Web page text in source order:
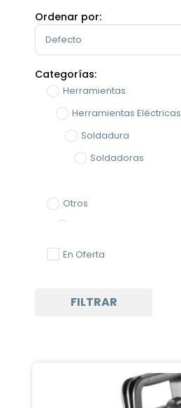
Ordenar por:
Sort Products
Categorías:
Herramientas
Herramientas Eléctricas
Soldadura
Soldadoras
Otros
En Oferta
FILTRAR